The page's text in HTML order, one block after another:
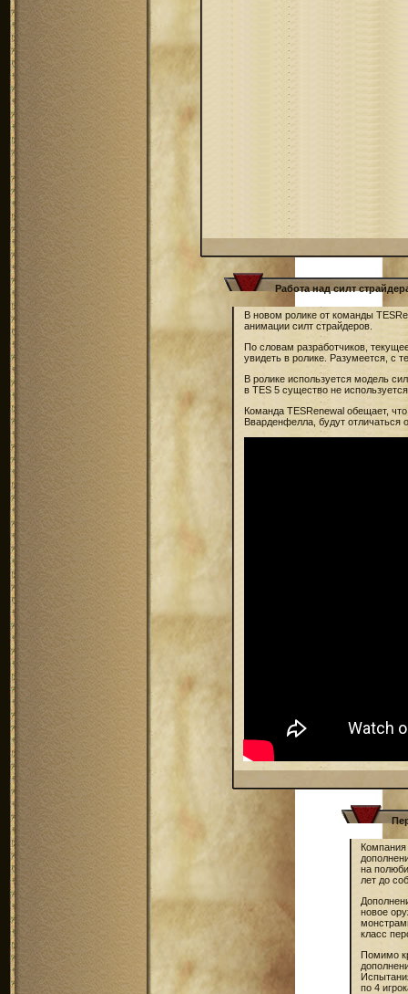
Работа над силт
В новом ролике от команды
анимации силт страйдеров.
По словам разработчиков,
увидеть в ролике. Разумеется, с
В ролике используется модель
в TES 5 существо не
Команда TESRenewal обещает,
Вварденфелла, будут
Компания
на
лет до
новое
класс
Помимо
по 4